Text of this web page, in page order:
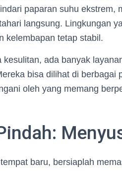
paparan suhu ekstrem,
langsung. Lingkungan
kelembapan tetap stabil.
kesulitan, ada banyak
bisa dilihat di
oleh yang memang
baru, bersiaplah